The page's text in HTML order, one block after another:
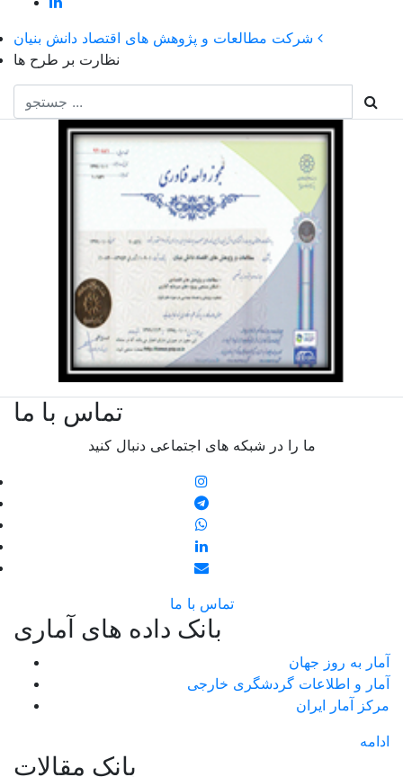
نظارت بر طرح ها
تماس با ما
ما را در شبکه های اجتماعی دنبال کنید
تماس با ما
بانک داده های آماری
آمار به روز جهان
آمار و اطلاعات گردشگری خارجی
مرکز آمار ایران
ادامه
بانک مقالات